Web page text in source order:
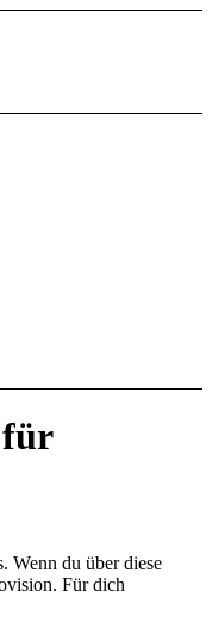
für
Wenn du über diese
Für dich